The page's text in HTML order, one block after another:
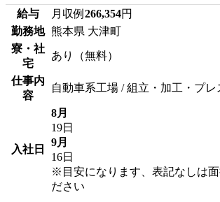
給与 月収例 266,354円
勤務地 熊本県 大津町
寮・社
宅
あり（無料）
仕事内
容
自動車系工場 / 組立・加工・プレ
入社日
8月
19日
9月
16日
※目安になります、表記なしは面
ださい